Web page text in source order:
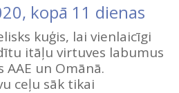
, kopā 11 dienas
kuģis, lai vienlaicīgi
itāļu virtuves labumus
AAE un Omānā.
ceļu sāk tikai